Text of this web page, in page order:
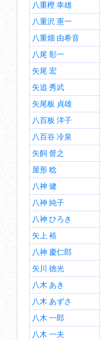
八重樫 幸雄
八重沢 憲一
八重畑 由希音
八尾 彰一
矢尾 宏
矢追 秀武
矢尾板 貞雄
八百板 洋子
八百谷 冷泉
矢飼 督之
屋形 稔
八神 健
八神 純子
八神 ひろき
矢上 裕
八神 慶仁郎
矢川 徳光
八木 あき
八木 あずさ
八木 一郎
八木 一夫